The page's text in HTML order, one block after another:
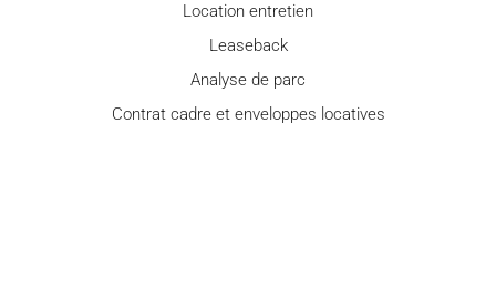
Location entretien
Leaseback
Analyse de parc
Contrat cadre et enveloppes locatives